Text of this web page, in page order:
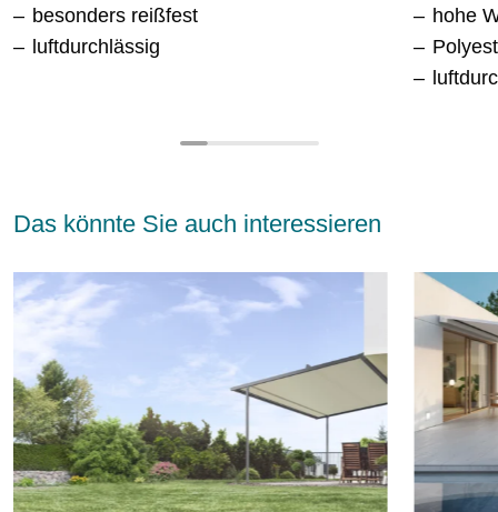
besonders reißfest
luftdurchlässig
hohe
Das könnte Sie auch interessieren